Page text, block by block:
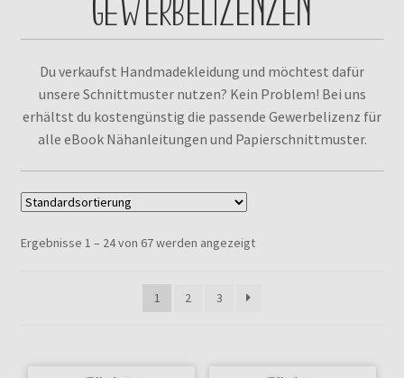
Kontakt
Du verkaufst Handmadekleidung und möchtest dafür
unsere Schnittmuster nutzen? Kein Problem! Bei uns
erhältst du kostengünstig die passende Gewerbelizenz für
alle eBook Nähanleitungen und Papierschnittmuster.
Ergebnisse 1 – 24 von 67 werden angezeigt
1 2 3